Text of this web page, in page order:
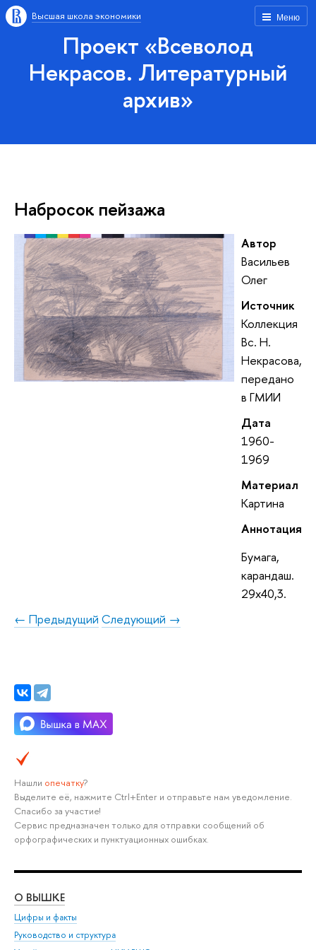
Меню
Высшая школа экономики
Проект «Всеволод
Некрасов. Литературный
архив»
Набросок пейзажа
Автор
Васильев
Олег
Источник
Коллекция
Вс. Н.
Некрасова,
передано
в ГМИИ
Дата
1960-
1969
Материал
Картина
Аннотация
Бумага,
карандаш.
29х40,3.
← Предыдущий Следующий →
Нашли опечатку?
Выделите её, нажмите Ctrl+Enter и отправьте нам уведомление.
Спасибо за участие!
Сервис предназначен только для отправки сообщений об
орфографических и пунктуационных ошибках.
О ВЫШКЕ
Цифры и факты
Руководство и структура